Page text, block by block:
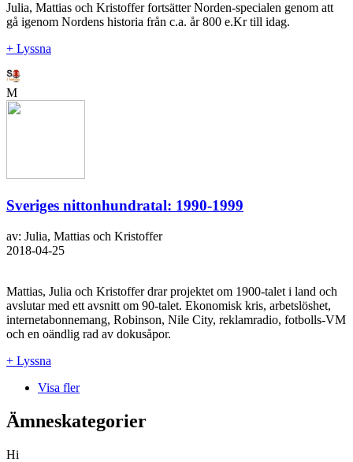
Julia, Mattias och Kristoffer fortsätter Norden-specialen genom att
gå igenom Nordens historia från c.a. år 800 e.Kr till idag.
+ Lyssna
M
Sveriges nittonhundratal: 1990-1999
av: Julia, Mattias och Kristoffer
2018-04-25
Mattias, Julia och Kristoffer drar projektet om 1900-talet i land och
avslutar med ett avsnitt om 90-talet. Ekonomisk kris, arbetslöshet,
internetabonnemang, Robinson, Nile City, reklamradio, fotbolls-VM
och en oändlig rad av dokusåpor.
+ Lyssna
Visa fler
Ämneskategorier
Hi